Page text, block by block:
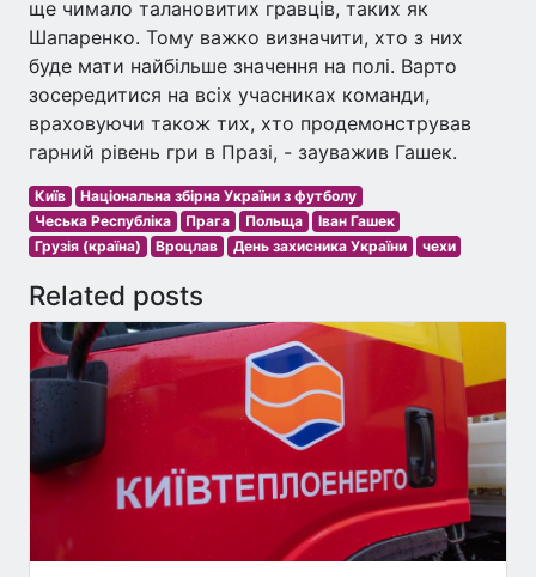
ще чимало талановитих гравців, таких як
Шапаренко. Тому важко визначити, хто з них
буде мати найбільше значення на полі. Варто
зосередитися на всіх учасниках команди,
враховуючи також тих, хто продемонстрував
гарний рівень гри в Празі, - зауважив Гашек.
Київ
Національна збірна України з футболу
Чеська Республіка
Прага Польща
Іван Гашек
Грузія (країна)
Вроцлав День захисника України чехи
Related posts